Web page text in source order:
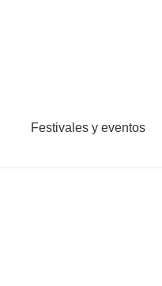
Festivales y eventos